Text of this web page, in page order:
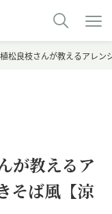
松良枝さんが教えるアレ
が教えるア
そば風【涼